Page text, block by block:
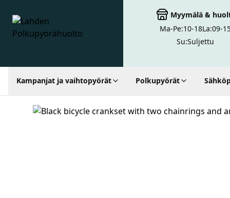
Lahden Polkupyörähuolto - etusivulle
Myymälä &
Ma-Pe:10-18La:09-
Su:Suljettu
Hakutulokset
Kampanjat ja vaihtopyörät Polkupyörät